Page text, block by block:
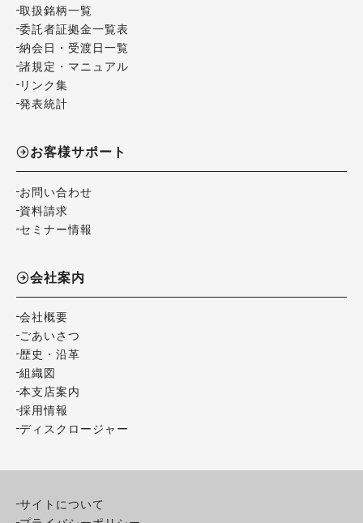
取扱銘柄一覧
委託者証拠金一覧表
納会日・受渡日一覧
諸規定・マニュアル
リンク集
発表統計
お客様サポート
お問い合わせ
資料請求
セミナー情報
会社案内
会社概要
ごあいさつ
歴史・沿革
組織図
本支店案内
採用情報
ディスクロージャー
サイトについて